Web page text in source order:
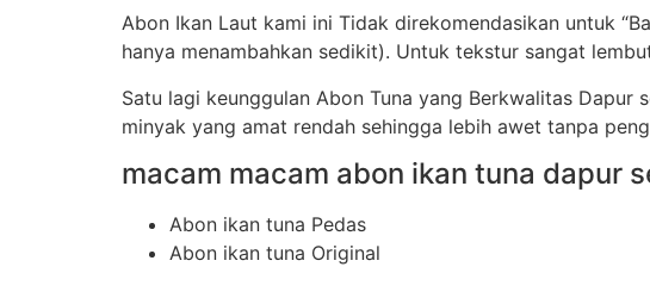
Abon Ikan Laut kami ini Tidak direkomendasikan untuk
hanya menambahkan sedikit). Untuk tekstur sangat
Satu lagi keunggulan Abon Tuna yang Berkwalitas Dapur
minyak yang amat rendah sehingga lebih awet tanpa
macam macam abon ikan tuna dapur
Abon ikan tuna Pedas
Abon ikan tuna Original